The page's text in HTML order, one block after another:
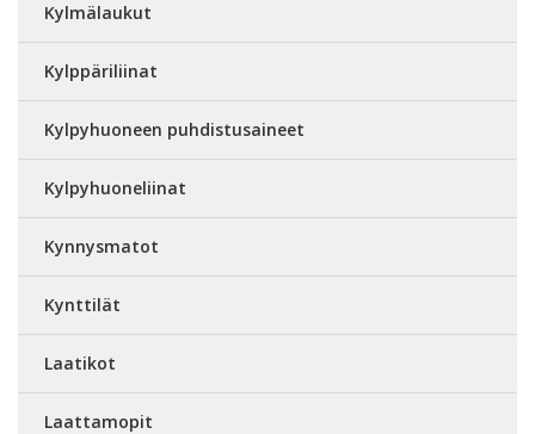
Kylmälaukut
Kylppäriliinat
Kylpyhuoneen puhdistusaineet
Kylpyhuoneliinat
Kynnysmatot
Kynttilät
Laatikot
Laattamopit